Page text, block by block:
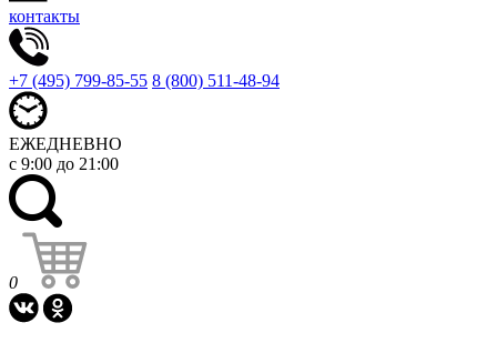
контакты
+7 (495) 799-85-55 8 (800) 511-48-94
ЕЖЕДНЕВНО
с 9:00 до 21:00
0